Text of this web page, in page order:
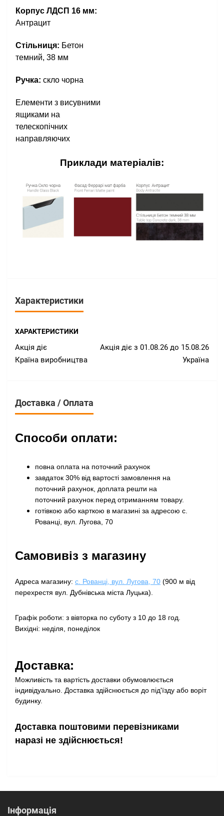
Корпус ЛДСП 16 мм:
Антрацит
Стільниця: Бетон
темний, 38 мм
Ручка: скло чорна
Елементи з висувними
ящиками на
телескопічних
направляючих
Приклади матеріалів:
Характеристики
ХАРАКТЕРИСТИКИ
Акція діє
Акція діє з 01.08.26 до 15.08.26
Країна виробництва
Україна
Доставка / Оплата
Способи оплати:
повна оплата на поточний рахунок
завдаток 30% від вартості замовлення на
поточний рахунок, доплата решти на
поточний рахунок перед отриманням товару.
готівкою або карткою в магазині за адресою с.
Рованці, вул. Лугова, 70
Самовивіз з магазину
Адреса магазину: с. Рованці, вул. Лугова, 70 (900 м від
перехрестя вул. Дубнівська міста Луцька).
Графік роботи: з вівторка по суботу з 10 до 18 год.
Вихідні: неділя, понеділок
Доставка:
Можливість та вартість доставки обумовлюється
індивідуально. Доставка здійснюється до під'їзду або воріт
будинку.
Доставка поштовими перевізниками
наразі не здійснюється!
Інформація